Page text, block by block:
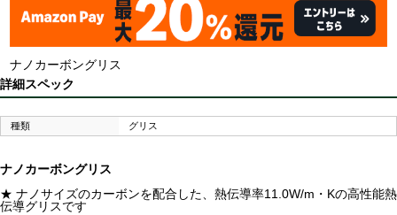
ナノカーボングリス
詳細スペック
種類 グリス
ナノカーボングリス
★ ナノサイズのカーボンを配合した、熱伝導率11.0W/m・Kの高性能熱
伝導グリスです